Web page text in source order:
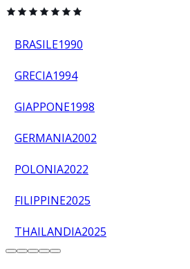
BRASILE1990
GRECIA1994
GIAPPONE1998
GERMANIA2002
POLONIA2022
FILIPPINE2025
THAILANDIA2025